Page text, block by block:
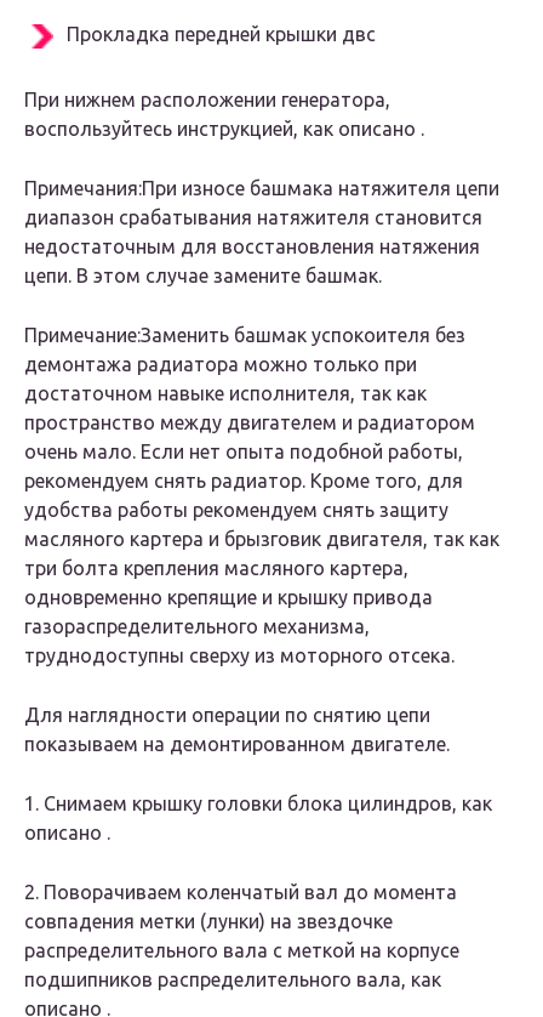
Прокладка передней крышки двс
При нижнем расположении генератора,
воспользуйтесь инструкцией, как описано .
Примечания:При износе башмака натяжителя цепи
диапазон срабатывания натяжителя становится
недостаточным для восстановления натяжения
цепи. В этом случае замените башмак.
Примечание:Заменить башмак успокоителя без
демонтажа радиатора можно только при
достаточном навыке исполнителя, так как
пространство между двигателем и радиатором
очень мало. Если нет опыта подобной работы,
рекомендуем снять радиатор. Кроме того, для
удобства работы рекомендуем снять защиту
масляного картера и брызговик двигателя, так как
три болта крепления масляного картера,
одновременно крепящие и крышку привода
газораспределительного механизма,
труднодоступны сверху из моторного отсека.
Для наглядности операции по снятию цепи
показываем на демонтированном двигателе.
1. Снимаем крышку головки блока цилиндров, как
описано .
2. Поворачиваем коленчатый вал до момента
совпадения метки (лунки) на звездочке
распределительного вала с меткой на корпусе
подшипников распределительного вала, как
описано .